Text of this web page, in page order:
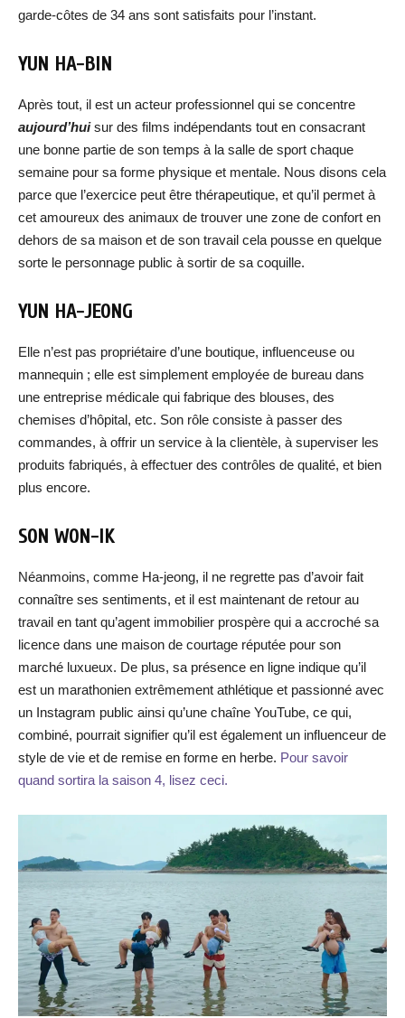
garde-côtes de 34 ans sont satisfaits pour l’instant.
YUN HA-BIN
Après tout, il est un acteur professionnel qui se concentre
aujourd’huisur des films indépendants tout en consacrant
une bonne partie de son temps à la salle de sport chaque
semaine pour sa forme physique et mentale. Nous disons cela
parce que l’exercice peut être thérapeutique, et qu’il permet à
cet amoureux des animaux de trouver une zone de confort en
dehors de sa maison et de son travail cela pousse en quelque
sorte le personnage public à sortir de sa coquille.
YUN HA-JEONG
Elle n’est pas propriétaire d’une boutique, influenceuse ou
mannequin ; elle est simplement employée de bureau dans
une entreprise médicale qui fabrique des blouses, des
chemises d’hôpital, etc. Son rôle consiste à passer des
commandes, à offrir un service à la clientèle, à superviser les
produits fabriqués, à effectuer des contrôles de qualité, et bien
plus encore.
SON WON-IK
Néanmoins, comme Ha-jeong, il ne regrette pas d’avoir fait
connaître ses sentiments, et il est maintenant de retour au
travail en tant qu’agent immobilier prospère qui a accroché sa
licence dans une maison de courtage réputée pour son
marché luxueux. De plus, sa présence en ligne indique qu’il
est un marathonien extrêmement athlétique et passionné avec
un Instagram public ainsi qu’une chaîne YouTube, ce qui,
combiné, pourrait signifier qu’il est également un influenceur de
style de vie et de remise en forme en herbe. Pour savoir
quand sortira la saison 4, lisez ceci.